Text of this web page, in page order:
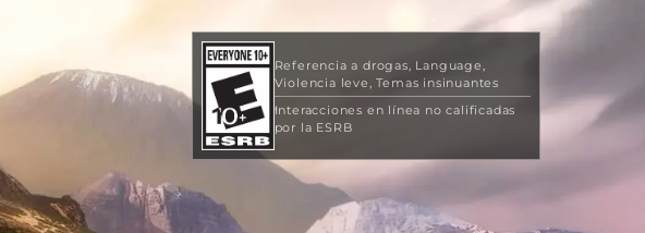
Referencia a drogas Language
Violencia leve Temas insinuantes
Interacciones en línea no calificadas
por la ESRB